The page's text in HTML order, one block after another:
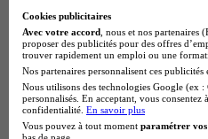
MSc Marketing Digital en
BTS Gpme en alternance
Cap Electricien en alternance
BTS Gpn en alternance
BTS Domotique en
BAC Pro Agora en alternance
BTS Sta en alternance
BTS Iris en alternance
Cookies publicitaires
Avec votre accord , nous et nos
proposer des publicités pour des offres
trouver rapidement un emploi ou une
Nos partenaires personnalisent ces
Nous utilisons des technologies Google (ex
personnalisés. En acceptant, vous
confidentialité. En savoir plus
Vous pouvez à tout moment paramétrer
bas de page.